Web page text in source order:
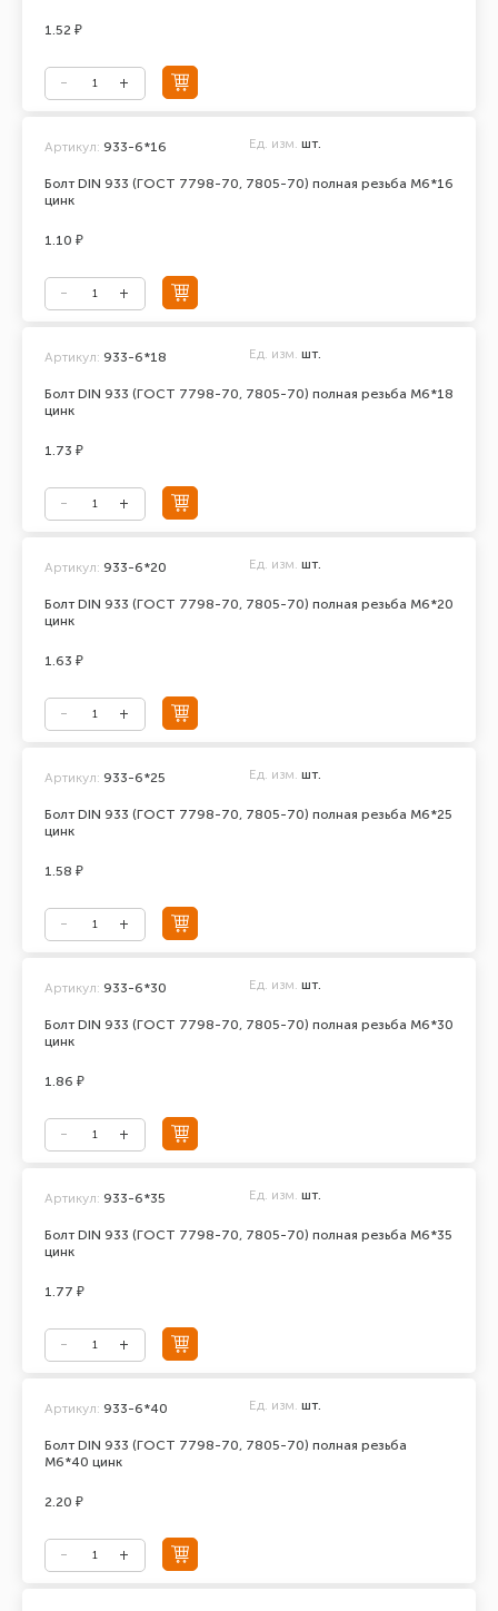
1.52 ₽
Болт DIN 933 (ГОСТ 7798-70, 7805-70) полная резьба М6*16
цинк
Артикул: 933-6*16 Ед. изм. шт.
1.10 ₽
Болт DIN 933 (ГОСТ 7798-70, 7805-70) полная резьба М6*18
цинк
Артикул: 933-6*18 Ед. изм. шт.
1.73 ₽
Болт DIN 933 (ГОСТ 7798-70, 7805-70) полная резьба М6*20
цинк
Артикул: 933-6*20 Ед. изм. шт.
1.63 ₽
Болт DIN 933 (ГОСТ 7798-70, 7805-70) полная резьба М6*25
цинк
Артикул: 933-6*25 Ед. изм. шт.
1.58 ₽
Болт DIN 933 (ГОСТ 7798-70, 7805-70) полная резьба М6*30
цинк
Артикул: 933-6*30 Ед. изм. шт.
1.86 ₽
Болт DIN 933 (ГОСТ 7798-70, 7805-70) полная резьба М6*35
цинк
Артикул: 933-6*35 Ед. изм. шт.
1.77 ₽
Болт DIN 933 (ГОСТ 7798-70, 7805-70) полная резьба
М6*40 цинк
Артикул: 933-6*40 Ед. изм. шт.
2.20 ₽